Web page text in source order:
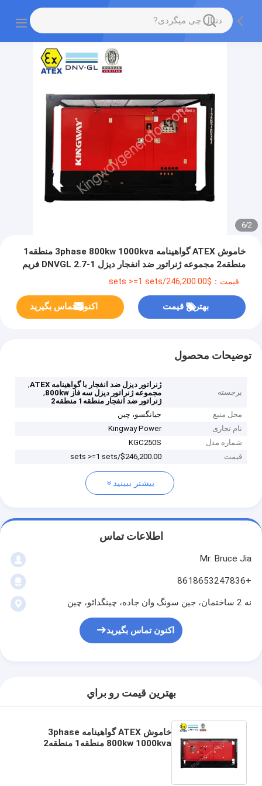
2
/
6
خاموش ATEX گواهینامه 3phase 800kw 1000kva منطقه1
منطقه2 مجموعه ژنراتور ضد انفجار دیزل DNVGL 2.7-1 فریم
بلندقیمت：$246,200.00/sets >=1 sets
بهترین قیمت اکنون تماس بگیرید
توضیحات محصول
برجسته
ژنراتور دیزل ضد انفجار با گواهینامه ATEX
,
مجموعه ژنراتور دیزل سه فاز 800kw
,
ژنراتور ضد انفجار منطقه1 منطقه2
محل منبع
جیانگسو، چین
نام تجاری
Kingway Power
شماره مدل
KGC250S
قیمت
$246,200.00/sets >=1 sets
بیشتر ببینید
اطلاعات تماس
Mr. Bruce Jia
+8618653247836
نه 2 ساختمان، جین سونگ وان جاده، چینگدائو، چین
اکنون تماس بگیرید
بهترين قيمت رو براي
خاموش ATEX گواهینامه 3phase
800kw 1000kva منطقه1 منطقه2